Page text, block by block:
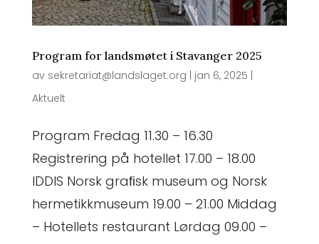
Program for landsmøtet i Stavanger 2025
av sekretariat@landslaget.org | jan 6, 2025 |
Aktuelt
Program Fredag 11.30 – 16.30
Registrering på hotellet 17.00 – 18.00
IDDIS Norsk graﬁsk museum og Norsk
hermetikkmuseum 19.00 – 21.00 Middag
– Hotellets restaurant Lørdag 09.00 –